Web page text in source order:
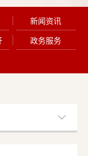
新闻资讯
政务服务